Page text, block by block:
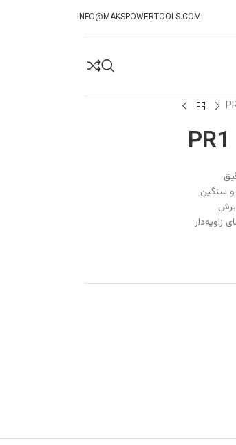
INFO@MAKSPOWERTOOLS.COM